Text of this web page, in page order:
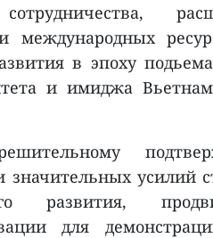
международных
в эпоху
и имиджа
усилий
развития,
для